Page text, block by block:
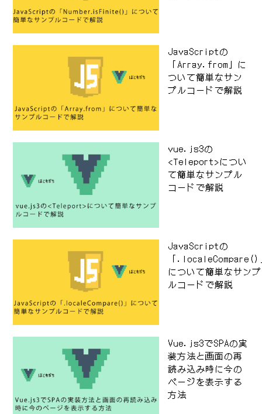
JavaScriptの
「Array.from」に
ついて簡単なサン
プルコードで解説
vue.js3の
<Teleport>につい
て簡単なサンプル
コードで解説
JavaScriptの
「.localeCompare()
について簡単なサンプ
ルコードで解説
Vue.js3でSPAの実
装方法と画面の再
読み込み時に今の
ページを表示する
方法